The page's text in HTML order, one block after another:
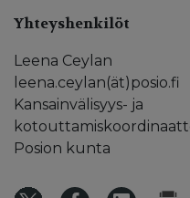
Yhteyshenkilöt
Leena Ceylan
leena.ceylan(ät)posio.fi
Kansainvälisyys- ja
Posion kunta